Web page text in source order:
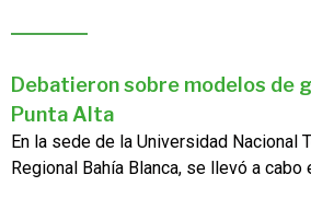
Debatieron sobre modelos de
Punta Alta
En la sede de la Universidad Nacional
Regional Bahía Blanca, se llevó a cabo